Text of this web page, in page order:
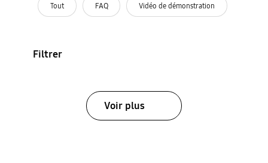
Tout FAQ Vidéo de démonstration
Filtrer
Voir plus